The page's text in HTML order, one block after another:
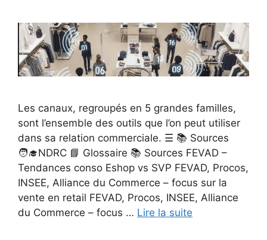
Les canaux, regroupés en 5 grandes familles,
sont l’ensemble des outils que l’on peut utiliser
dans sa relation commerciale. ☰ 📚 Sources
🧑‍🎓NDRC 📘 Glossaire 📚 Sources FEVAD –
Tendances conso Eshop vs SVP FEVAD, Procos,
INSEE, Alliance du Commerce – focus sur la
vente en retail FEVAD, Procos, INSEE, Alliance
du Commerce – focus … Lire la suite